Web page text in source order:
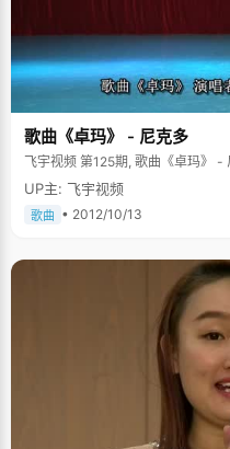
歌曲《卓玛》 - 尼克多
飞宇视频 第125期, 歌曲《卓玛》 -
UP主: 飞宇视频
歌曲 • 2012/10/13